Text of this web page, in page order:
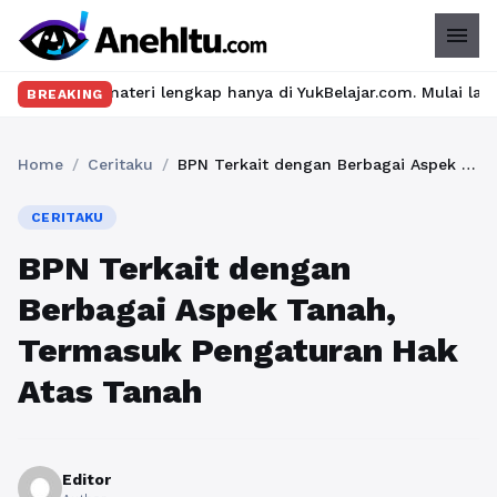
menu
BREAKING
lengkap hanya di YukBelajar.com. Mulai langkah
Home / Ceritaku / BPN Terkait dengan Berbagai Aspek Tanah, Termasuk Pengaturan Hak Atas Tanah
CERITAKU
BPN Terkait dengan
Berbagai Aspek Tanah,
Termasuk Pengaturan Hak
Atas Tanah
Editor